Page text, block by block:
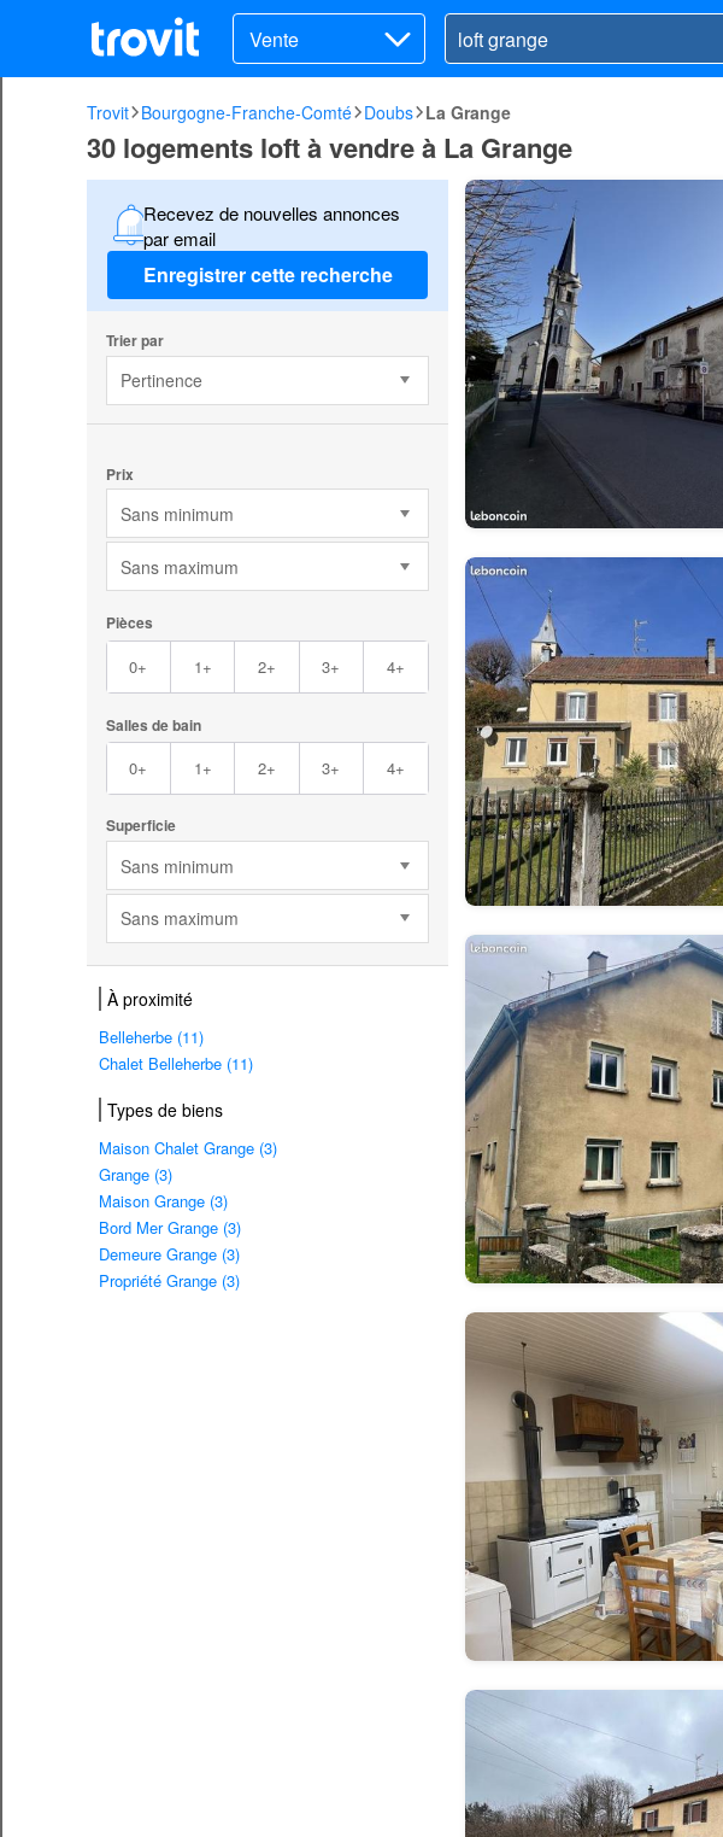
Vente
Trovit Bourgogne-Franche-Comté Doubs La Grange
30 logements loft à vendre à La Grange
Recevez de nouvelles annonces
par email
Enregistrer cette recherche
Trier par
Pertinence
Prix
Sans minimum
Sans maximum
Pièces
0+ 1+ 2+ 3+ 4+
Salles de bain
0+ 1+ 2+ 3+ 4+
Superficie
Sans minimum
Sans maximum
À proximité
Belleherbe (11)
Chalet Belleherbe (11)
Types de biens
Maison Chalet Grange (3)
Grange (3)
Maison Grange (3)
Bord Mer Grange (3)
Demeure Grange (3)
Propriété Grange (3)